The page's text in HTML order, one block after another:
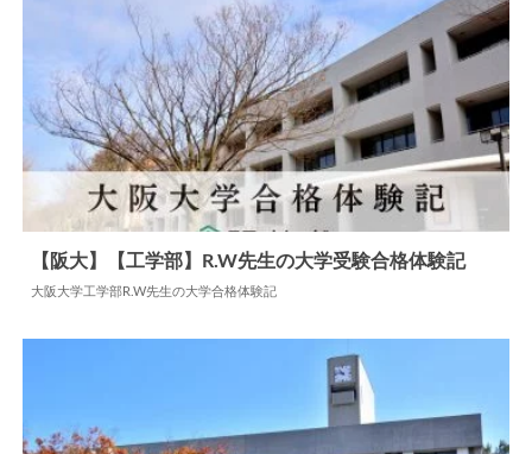
【阪大】【工学部】R.W先生の大学受験合格体験記
大阪大学工学部R.W先生の大学合格体験記